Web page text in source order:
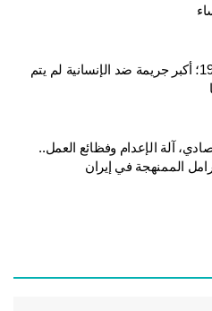
مجزرة عام 1988؛ أكبر جريمة ضد الإنسانية لم يتم
آلة الإعدام وفظائع العمل..
الممنهجة في إيران